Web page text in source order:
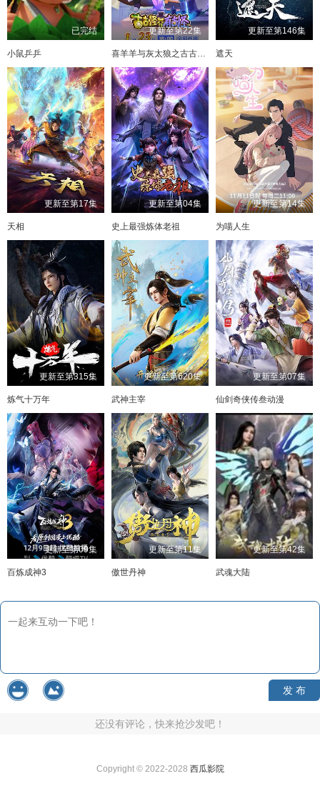
已完结
小鼠乒乒
更新至第22集
喜羊羊与灰太狼之古古怪界有古怪
更新至第146集
遮天
更新至第17集
天相
更新至第04集
史上最强炼体老祖
更新至第14集
为喵人生
更新至第315集
炼气十万年
更新至第620集
武神主宰
更新至第07集
仙剑奇侠传叁动漫
更新至第09集
百炼成神3
更新至第11集
傲世丹神
更新至第42集
武魂大陆
发 布
还没有评论，快来抢沙发吧！
Copyright © 2022-2028 西瓜影院